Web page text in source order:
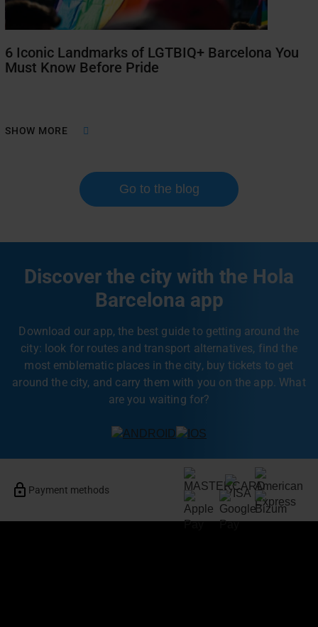
6 Iconic Landmarks of LGTBIQ+ Barcelona You
Must Know Before Pride
SHOW MORE
Go to the blog
Discover the city with the Hola
Barcelona app
Download our app, the best guide to getting around the
city: look for routes and transport alternatives, find the
most emblematic places in the city, buy tickets to get
around the city, and carry them with you on the app. What
are you waiting for?
Payment methods